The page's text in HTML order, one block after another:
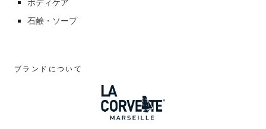
ボディケア
石鹸・ソープ
ブランドについて